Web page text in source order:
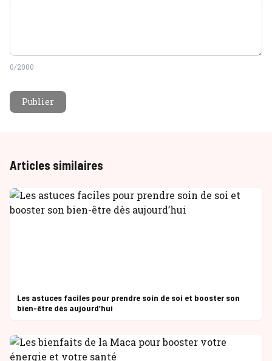
0/2000
Publier
Articles similaires
Les astuces faciles pour prendre soin de soi et booster son
bien-être dès aujourd’hui